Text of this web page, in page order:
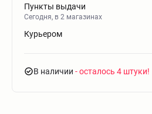
Пункты выдачи
Сегодня, в 2 магазинах
Курьером
В наличии - осталось 4 штуки